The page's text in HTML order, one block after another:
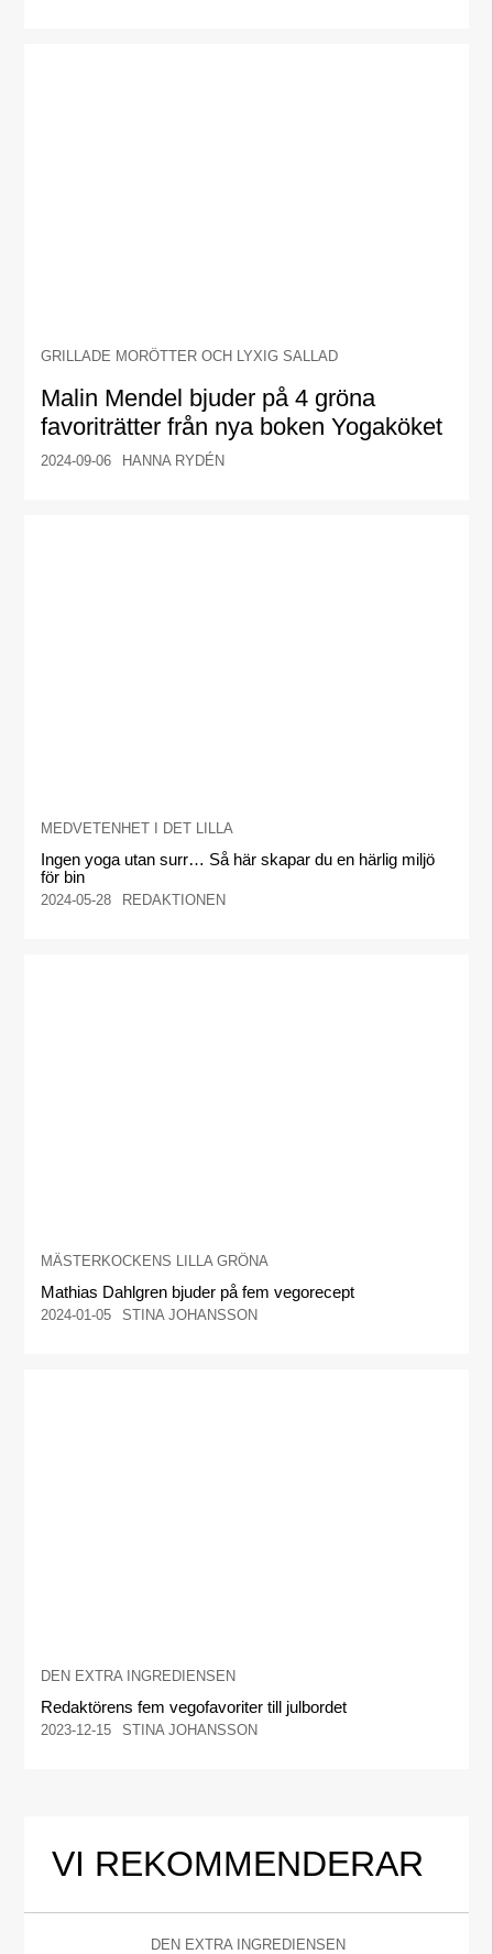
GRILLADE MORÖTTER OCH LYXIG SALLAD
Malin Mendel bjuder på 4 gröna
favoriträtter från nya boken Yogaköket
2024-09-06 HANNA RYDÉN
MEDVETENHET I DET LILLA
Ingen yoga utan surr… Så här skapar du en härlig miljö
för bin
2024-05-28 REDAKTIONEN
MÄSTERKOCKENS LILLA GRÖNA
Mathias Dahlgren bjuder på fem vegorecept
2024-01-05 STINA JOHANSSON
DEN EXTRA INGREDIENSEN
Redaktörens fem vegofavoriter till julbordet
2023-12-15 STINA JOHANSSON
VI REKOMMENDERAR
DEN EXTRA INGREDIENSEN